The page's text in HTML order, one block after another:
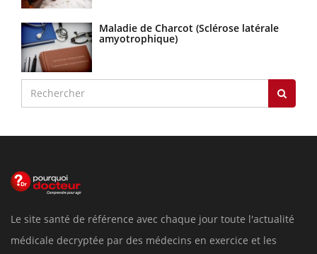
Maladie de Charcot (Sclérose latérale
amyotrophique)
Le site santé de référence avec chaque jour toute l'actualité
médicale decryptée par des médecins en exercice et les